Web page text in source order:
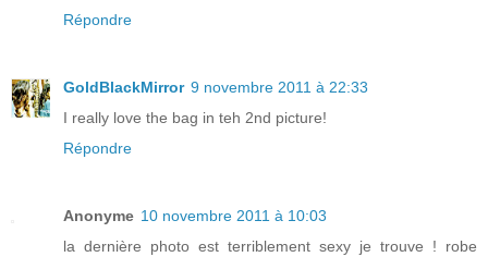
Répondre
GoldBlackMirror 9 novembre 2011 à 22:33
I really love the bag in teh 2nd picture!
Répondre
Anonyme 10 novembre 2011 à 10:03
la dernière photo est terriblement sexy je trouve ! robe